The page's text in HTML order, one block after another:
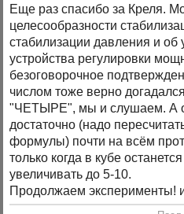
Еще раз спасибо за Креля.
целесообразности
стабилизации давления и об
устройства регулировки
безоговорочное
числом тоже верно
"ЧЕТЫРЕ", мы и слушаем. А
достаточно (надо
формулы) почти на всём
только когда в кубе
увеличивать до 5-10.
Продолжаем эксперименты!